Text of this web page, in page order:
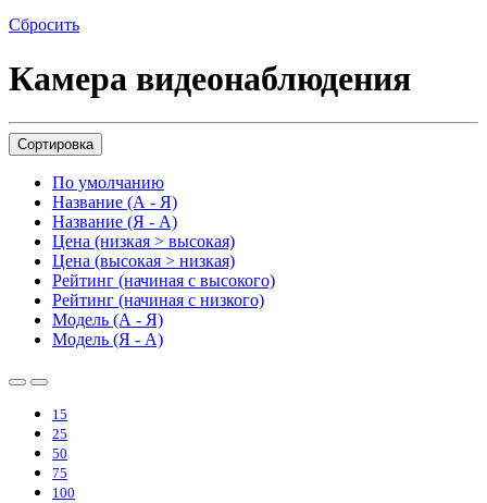
Сбросить
Камера видеонаблюдения
Сортировка
По умолчанию
Название (А - Я)
Название (Я - А)
Цена (низкая > высокая)
Цена (высокая > низкая)
Рейтинг (начиная с высокого)
Рейтинг (начиная с низкого)
Модель (А - Я)
Модель (Я - А)
15
25
50
75
100